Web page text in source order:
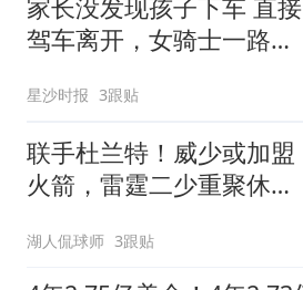
家长没发现孩子下车 直接
驾车离开，女骑士一路追
这父母也太大意了
星沙时报 3跟贴
联手杜兰特！威少或加盟
火箭，雷霆二少重聚休斯
湖人侃球师 3跟贴